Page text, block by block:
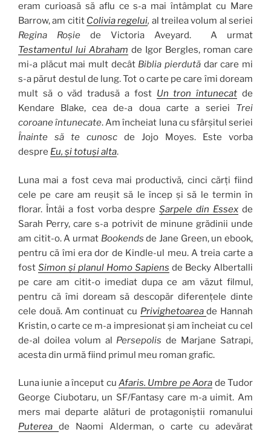
eram curioasă să aflu ce s-a mai întâmplat cu Mare
Barrow, am citit Colivia regelui, al treilea volum al seriei
Regina Roșie de Victoria Aveyard. A urmat
Testamentul lui Abraham de Igor Bergles, roman care
mi-a plăcut mai mult decât Biblia pierdută dar care mi
s-a părut destul de lung. Tot o carte pe care îmi doream
mult să o văd tradusă a fost Un tron întunecat de
Kendare Blake, cea de-a doua carte a seriei Trei
coroane întunecate. Am încheiat luna cu sfârșitul seriei
Înainte să te cunosc de Jojo Moyes. Este vorba
despre Eu, și totuși alta.
Luna mai a fost ceva mai productivă, cinci cărți fiind
cele pe care am reușit să le încep și să le termin în
florar. Întâi a fost vorba despreȘarpele din Essex de
Sarah Perry, care s-a potrivit de minune grădinii unde
am citit-o. A urmat Bookends de Jane Green, un ebook,
pentru că îmi era dor de Kindle-ul meu. A treia carte a
fost Simon și planul Homo Sapiens de Becky Albertalli
pe care am citit-o imediat dupa ce am văzut filmul,
pentru că îmi doream să descopăr diferențele dinte
cele două. Am continuat cu Privighetoareade Hannah
Kristin, o carte ce m-a impresionat și am încheiat cu cel
de-al doilea volum al Persepolis de Marjane Satrapi,
acesta din urmă fiind primul meu roman grafic.
Luna iunie a început cu Afaris. Umbre pe Aora de Tudor
George Ciubotaru, un SF/Fantasy care m-a uimit. Am
mers mai departe alături de protagoniștii romanului
Puterea de Naomi Alderman, o carte cu adevărat